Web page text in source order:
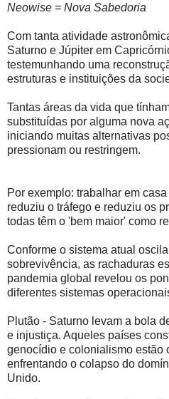
Neowise = Nova Sabedoria
Com tanta atividade
Saturno e Júpiter em
testemunhando uma
estruturas e instituições da
Tantas áreas da vida que
substituídas por alguma nova
iniciando muitas alternativas
pressionam ou restringem.
Por exemplo: trabalhar em
reduziu o tráfego e reduziu os
todas têm o 'bem maior' como
Conforme o sistema atual
sobrevivência, as rachaduras
pandemia global revelou os
diferentes sistemas
Plutão - Saturno levam a bola
e injustiça. Aqueles países
genocídio e colonialismo estão
enfrentando o colapso do
Unido.